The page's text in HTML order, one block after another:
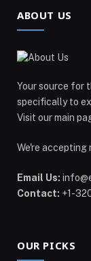
ABOUT US
Your source for
specifically to
Visit our main
We're accepting
Email Us:
Contact: +1-
OUR PICKS